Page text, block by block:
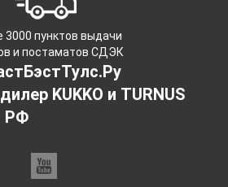
3000 пунктов выдачи
и постаматов СДЭК
KUKKO и TURNUS
РФ